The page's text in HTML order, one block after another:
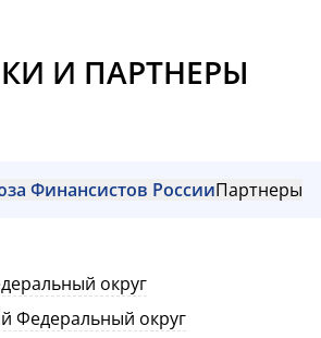
И ПАРТНЕРЫ
Финансистов РоссииПартнеры
округ
Федеральный округ